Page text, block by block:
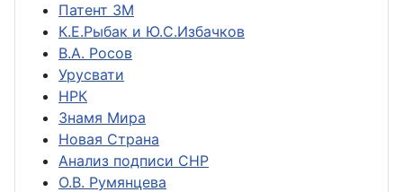
Патент ЗМ
К.Е.Рыбак и Ю.С.Избачков
В.А. Росов
Урусвати
НРК
Знамя Мира
Новая Страна
Анализ подписи СНР
О.В. Румянцева